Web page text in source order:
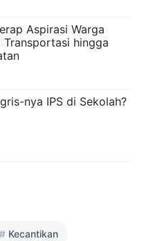
Aspirasi Warga
Transportasi hingga
nya IPS di Sekolah?
Kecantikan